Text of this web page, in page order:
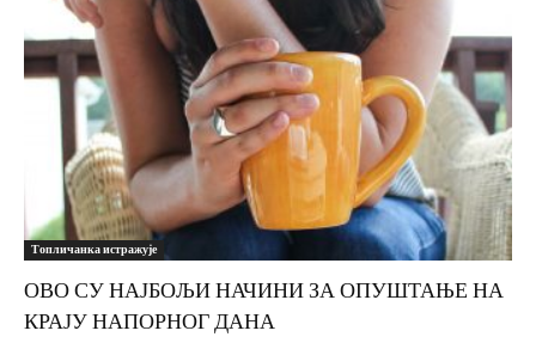
Топличанка истражује
ОВО СУ НАЈБОЉИ НАЧИНИ ЗА ОПУШТАЊЕ НА
КРАЈУ НАПОРНОГ ДАНА